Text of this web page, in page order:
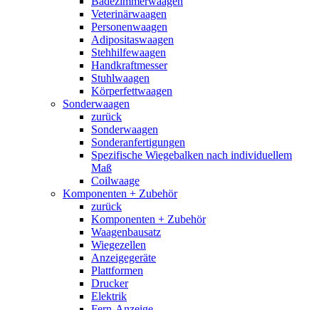
Veterinärwaagen
Personenwaagen
Adipositaswaagen
Stehhilfewaagen
Handkraftmesser
Stuhlwaagen
Körperfettwaagen
Sonderwaagen
zurück
Sonderwaagen
Sonderanfertigungen
Spezifische Wiegebalken nach individuellem
Maß
Coilwaage
Komponenten + Zubehör
zurück
Komponenten + Zubehör
Waagenbausatz
Wiegezellen
Anzeigegeräte
Plattformen
Drucker
Elektrik